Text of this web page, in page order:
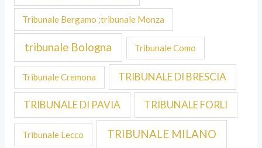
Tribunale Bergamo ;tribunale Monza
tribunale Bologna Tribunale Como
Tribunale Cremona TRIBUNALE DI BRESCIA
TRIBUNALE DI PAVIA TRIBUNALE FORLI
Tribunale Lecco TRIBUNALE MILANO